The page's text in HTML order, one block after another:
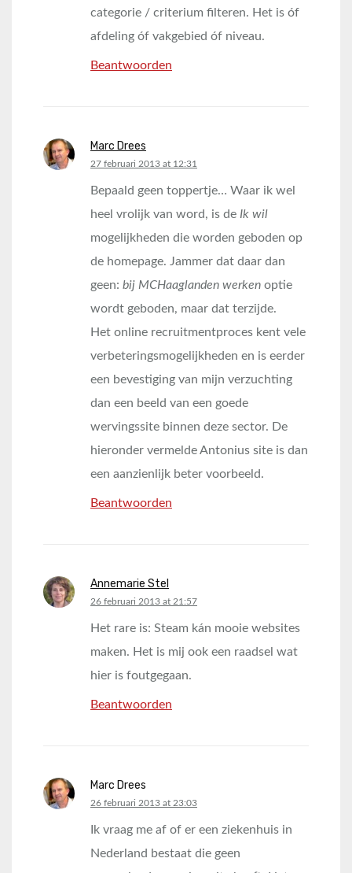
categorie / criterium filteren. Het is óf
afdeling óf vakgebied óf niveau.
Beantwoorden
Marc Drees
says:
27 februari 2013 at 12:31
Bepaald geen toppertje… Waar ik wel
heel vrolijk van word, is de Ik wil
mogelijkheden die worden geboden op
de homepage. Jammer dat daar dan
geen: bij MCHaaglanden werken optie
wordt geboden, maar dat terzijde.
Het online recruitmentproces kent vele
verbeteringsmogelijkheden en is eerder
een bevestiging van mijn verzuchting
dan een beeld van een goede
wervingssite binnen deze sector. De
hieronder vermelde Antonius site is dan
een aanzienlijk beter voorbeeld.
Beantwoorden
Annemarie Stel
says:
26 februari 2013 at 21:57
Het rare is: Steam kán mooie websites
maken. Het is mij ook een raadsel wat
hier is foutgegaan.
Beantwoorden
Marc Drees
says:
26 februari 2013 at 23:03
Ik vraag me af of er een ziekenhuis in
Nederland bestaat die geen